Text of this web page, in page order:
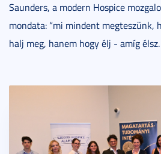
Saunders, a modern Hospice
mondata: “mi mindent megteszünk,
halj meg, hanem hogy élj - amíg élsz.